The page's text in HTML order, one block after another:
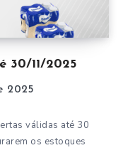
30/11/2025
2025
válidas até 30
os estoques